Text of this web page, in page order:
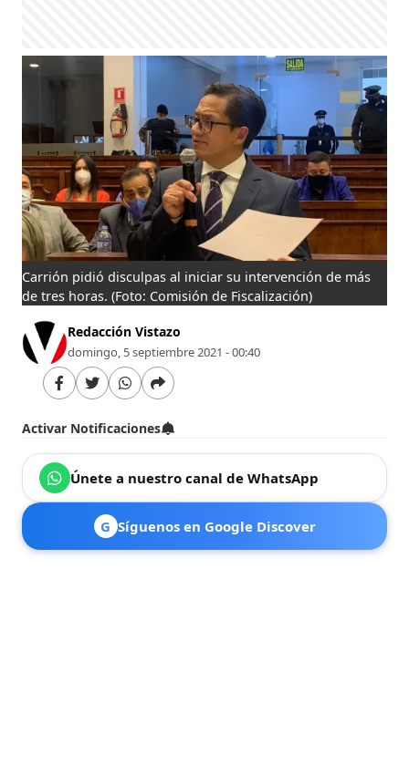
Carrión pidió disculpas al iniciar su intervención de más
de tres horas.(Foto: Comisión de Fiscalización)
Redacción Vistazo
domingo, 5 septiembre 2021 - 00:40
Activar Notificaciones
Únete a nuestro canal de WhatsApp
G Síguenos en Google Discover